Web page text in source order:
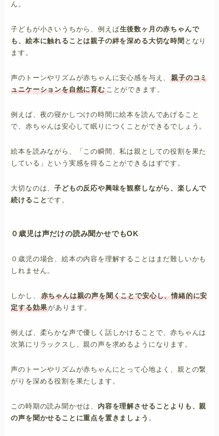
ん。
子どもが小さいうちから、例えば生後数ヶ月の赤ちゃんで
も、絵本に触れることは親子の絆を深める大切な時間 となり
ます。
声のトーンやリズムが赤ちゃんに安心感を与え、親子のコミ
ュニケーションを自然に育むことができます。
例えば、夜の寝かしつけの時間に絵本を読んであげること
で、赤ちゃんは安心して眠りにつくことができるでしょう。
絵本を読みながら、「この瞬間、私は親としての役割を果た
している」という実感を得ることができるはずです。
大切なのは、子どもの反応や興味を観察しながら、楽しんで
続けること です。
０歳児は声だけの読み聞かせでもOK
０歳児の場合、絵本の内容を理解することはまだ難しいかも
しれません。
しかし、
赤ちゃんは親の声を聞くことで安心し、情緒的に安
定する効果があります。
例えば、柔らかな声で優しく話しかけることで、赤ちゃんは
次第にリラックスし、親の声を求めるようになります。
声のトーンやリズムが赤ちゃんにとって心地よく、親との繋
がりを深める役割を果たします。
この時期の読み聞かせは、 内容を理解させることよりも、親
の声を聞かせることに重点を置きましょう 。